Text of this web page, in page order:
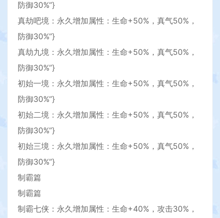
防御30%”}
真劫吧境：永久增加属性：生命+50%，真气50%，
防御30%”}
真劫九境：永久增加属性：生命+50%，真气50%，
防御30%”}
初始一境：永久增加属性：生命+50%，真气50%，
防御30%”}
初始二境：永久增加属性：生命+50%，真气50%，
防御30%”}
初始三境：永久增加属性：生命+50%，真气50%，
防御30%”}
制霸篇
制霸篇
制霸七侠：永久增加属性：生命+40%，攻击30%，